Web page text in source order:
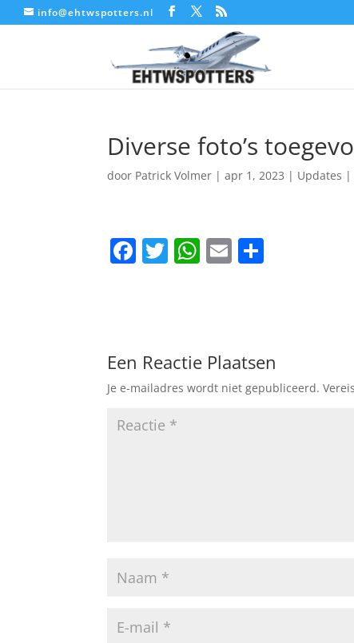
info@ehtwspotters.nl
Diverse foto’s
door Patrick Volmer |apr 1, 2023 | Updates
F
b
o
o
k
T W
A
p
p
E
Een Reactie Plaatsen
Je e-mailadres wordt niet gepubliceerd.